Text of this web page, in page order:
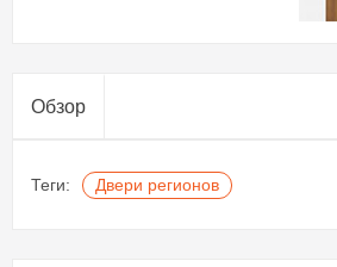
Обзор
Теги: Двери регионов